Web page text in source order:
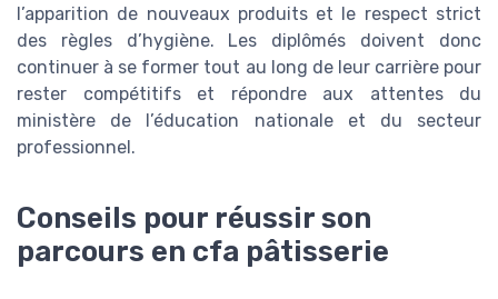
l’apparition de nouveaux produits et le respect strict
des règles d’hygiène. Les diplômés doivent donc
continuer à se former tout au long de leur carrière pour
rester compétitifs et répondre aux attentes du
ministère de l’éducation nationale et du secteur
professionnel.
Conseils pour réussir son
parcours en cfa pâtisserie